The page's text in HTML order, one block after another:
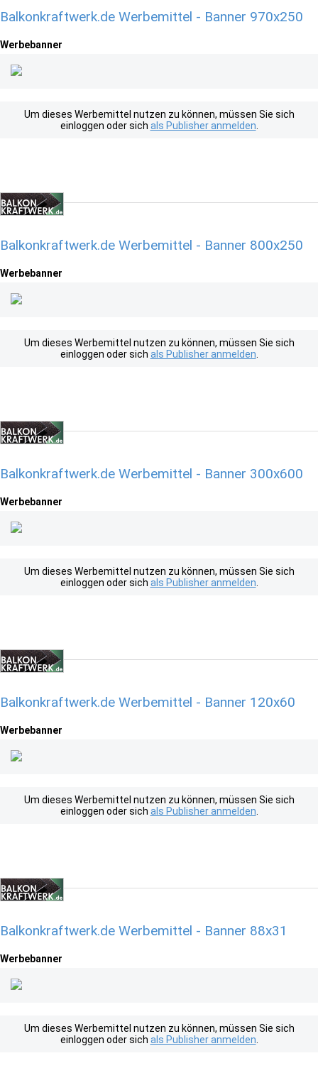
Balkonkraftwerk.de Werbemittel - Banner 970x250
Werbebanner
Um dieses Werbemittel nutzen zu können, müssen Sie sich
einloggen oder sich als Publisher anmelden
Balkonkraftwerk.de Werbemittel - Banner 800x250
Werbebanner
Um dieses Werbemittel nutzen zu können, müssen Sie sich
einloggen oder sich als Publisher anmelden
Balkonkraftwerk.de Werbemittel - Banner 300x600
Werbebanner
Um dieses Werbemittel nutzen zu können, müssen Sie sich
einloggen oder sich als Publisher anmelden
Balkonkraftwerk.de Werbemittel - Banner 120x60
Werbebanner
Um dieses Werbemittel nutzen zu können, müssen Sie sich
einloggen oder sich als Publisher anmelden
Balkonkraftwerk.de Werbemittel - Banner 88x31
Werbebanner
Um dieses Werbemittel nutzen zu können, müssen Sie sich
einloggen oder sich als Publisher anmelden